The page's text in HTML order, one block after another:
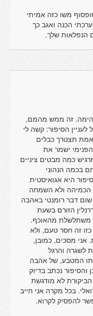
משו כזה אמיתי
הכנה ואגב כך
הנפלאות שלך.
זה ממש מהמם,
הסיפור: קשה לי
תצטרך כבלים
ישמר את
כמה מבטים ציניים
בכמה הנהוני
היא אגואיסטית
הכמיהה ולא השמחה
דבר רומנטי באהבה
הזורם בשעת
משתלשלת מהאוכף.
זה חסר טעם, ולא
אני מסכים, כמובן,
והרגל
המטבע, של אהבה
נכתב בדיוק
הביקורת לא מודגשת
בכל מקרה אני חייב
להפסיק לקרוא.